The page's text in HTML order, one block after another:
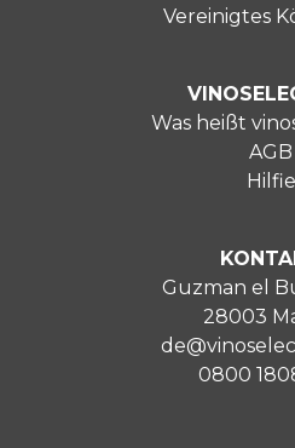
Vereinigtes
Was heißt
AGB
Hilfie
Guzman el
28003
0800